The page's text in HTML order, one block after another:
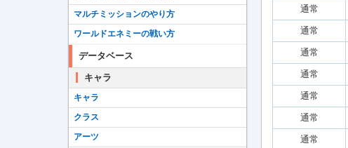
通常
通常
通常
通常
通常
通常
通常
マルチミッションのやり方
ワールドエネミーの戦い方
データベース
キャラ
キャラ
クラス
アーツ